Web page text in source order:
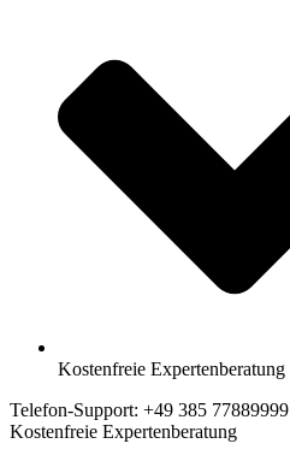
Kostenfreie Expertenberatung
Telefon-Support: +49 385 77889999
Kostenfreie Expertenberatung